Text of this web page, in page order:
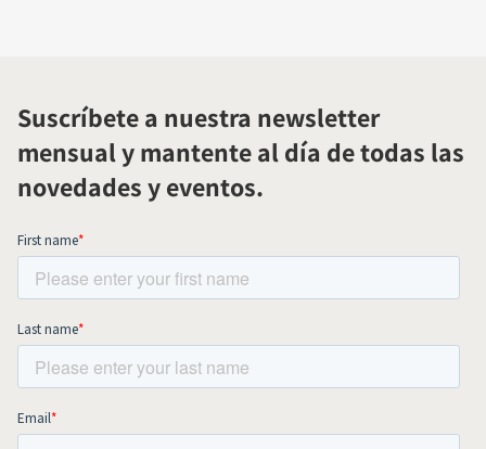
Suscríbete a nuestra newsletter
mensual y mantente al día de todas las
novedades y eventos.